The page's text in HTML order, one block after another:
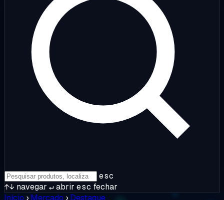
esc
↑↓ navegar ↵abrir esc fechar
Início › Mercado › Destaque